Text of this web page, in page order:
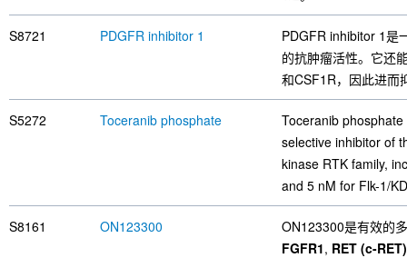
S8721 PDGFR inhibitor 1
PDGFR inhibitor 1是
的抗肿瘤活性。它还
和CSF1R，因此进而
S5272 Toceranib phosphate
Toceranib
selective inhibitor of
kinase RTK family,
and 5 nM for Flk-1/
S8161 ON123300
ON123300是有效的
FGFR1, RET (c-RET)